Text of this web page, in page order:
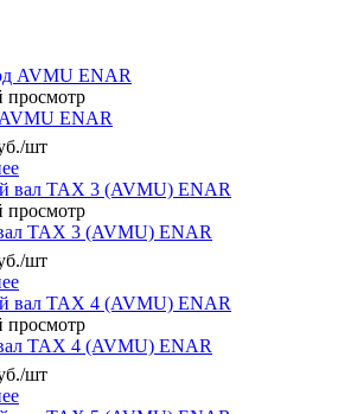
просмотр
ENAR
/шт
просмотр
ТАХ 3 (AVMU) ENAR
/шт
просмотр
ТАХ 4 (AVMU) ENAR
/шт